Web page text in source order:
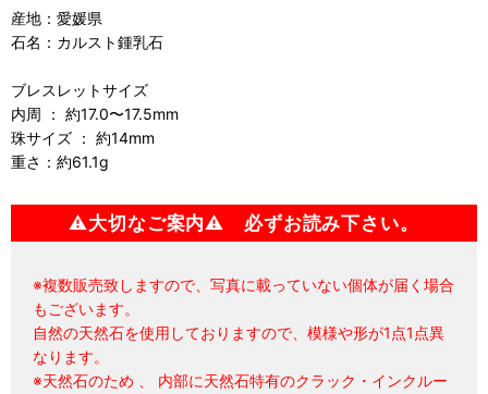
産地：愛媛県
石名：カルスト鍾乳石
ブレスレットサイズ
内周 ： 約17.0〜17.5mm
珠サイズ ： 約14mm
重さ：約61.1g
⚠大切なご案内⚠ 必ずお読み下さい。
※複数販売致しますので、写真に載っていない個体が届く場合
もございます。
自然の天然石を使用しておりますので、模様や形が1点1点異
なります。
※天然石のため 、 内部に天然石特有のクラック・インクルー